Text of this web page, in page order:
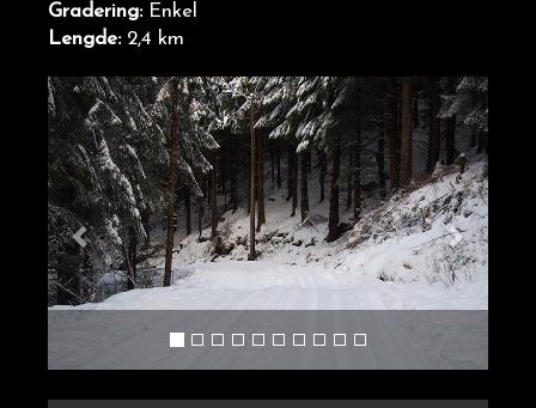
Gradering:Enkel
Lengde:2,4 km